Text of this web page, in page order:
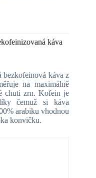
káva
bezkofeinová káva z
na maximálně
chuti zrn. Kofein je
čemuž si káva
arabiku vhodnou
konvičku.